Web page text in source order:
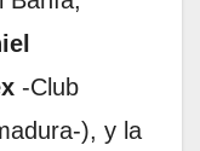
-Club
), y la